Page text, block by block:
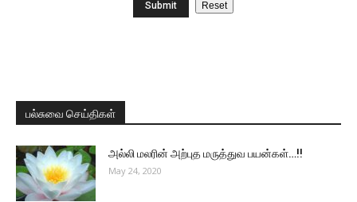
பல்சுவை செய்திகள்
அல்லி மலரின் அற்புத மருத்துவ பயன்கள்…!!
May 24, 2020